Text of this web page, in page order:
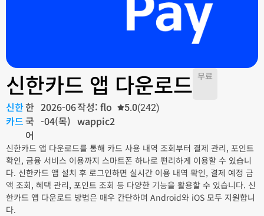
신한카드 앱 다운로드 무료
신한
카드
한
국
어
2026-06
-04(목)
작성: flo
wappic2
5.0(242)
신한카드 앱 다운로드를 통해 카드 사용 내역 조회부터 결제 관리, 포인트
확인, 금융 서비스 이용까지 스마트폰 하나로 편리하게 이용할 수 있습니
다. 신한카드 앱 설치 후 로그인하면 실시간 이용 내역 확인, 결제 예정 금
액 조회, 혜택 관리, 포인트 조회 등 다양한 기능을 활용할 수 있습니다. 신
한카드 앱 다운로드 방법은 매우 간단하며 Android와 iOS 모두 지원합니
다.